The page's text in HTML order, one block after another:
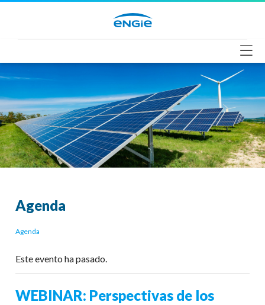
Agenda
Agenda
Este evento ha pasado.
WEBINAR: Perspectivas de los